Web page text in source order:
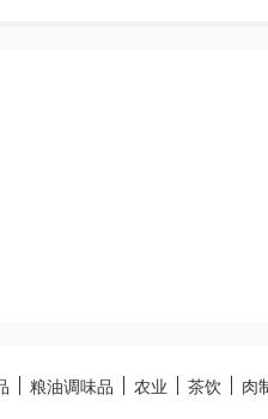
粮油调味品 农业 茶饮 肉